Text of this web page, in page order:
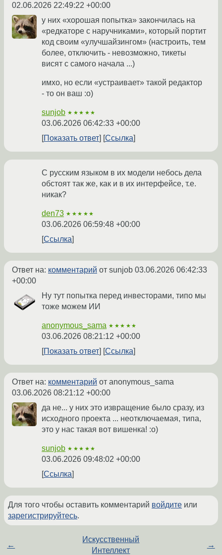
02.06.2026 22:49:22 +00:00
у них «хорошая попытка» закончилась на
«редкаторе с наручниками», который портит
код своим «улучшайзингом» (настроить, тем
более, отключить - невозможно, тикеты
висят с самого начала ...)
имхо, но если «устраивает» такой редактор
- то он ваш :о)
sunjob ★★★★★
03.06.2026 06:42:33 +00:00
Показать ответ
Ссылка
С русским языком в их модели небось дела
обстоят так же, как и в их интерфейсе, т.е.
никак?
den73 ★★★★★
03.06.2026 06:59:48 +00:00
Ссылка
Ответ на: комментарий от sunjob 03.06.2026 06:42:33
+00:00
Ну тут попытка перед инвесторами, типо мы
тоже можем ИИ
anonymous_sama ★★★★★
03.06.2026 08:21:12 +00:00
Показать ответ
Ссылка
Ответ на: комментарий от anonymous_sama
03.06.2026 08:21:12 +00:00
да не... у них это извращение было сразу, из
исходного проекта ... неотключаемая, типа,
это у нас такая вот вишенка! :о)
sunjob ★★★★★
03.06.2026 09:48:02 +00:00
Ссылка
Для того чтобы оставить комментарий войдите или
зарегистрируйтесь.
←
Искусственный
Интеллект
→